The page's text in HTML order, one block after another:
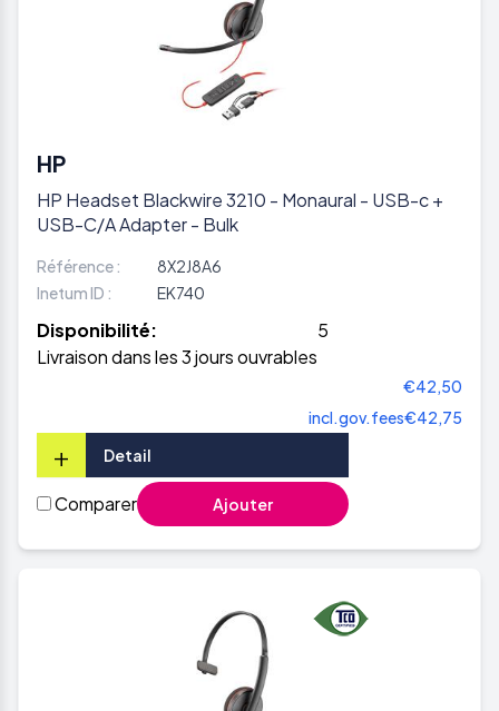
HP
HP Headset Blackwire 3210 - Monaural - USB-c +
USB-C/A Adapter - Bulk
Référence :
8X2J8A6
Inetum ID :
EK740
Disponibilité:
5
Livraison dans les 3 jours ouvrables
€42,50
incl.gov.fees€42,75
+ Detail
Comparer Ajouter